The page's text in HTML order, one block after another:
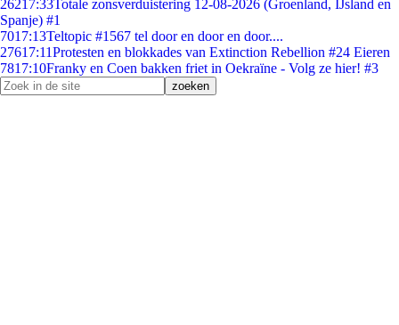
26217:33Totale zonsverduistering 12-08-2026 (Groenland, IJsland en
Spanje) #1
7017:13Teltopic #1567 tel door en door en door....
27617:11Protesten en blokkades van Extinction Rebellion #24 Eieren
7817:10Franky en Coen bakken friet in Oekraïne - Volg ze hier! #3